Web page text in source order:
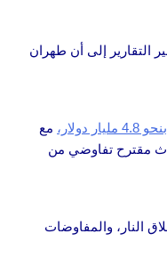
إلى أن طهران
بنحو 4.8 مليار دولار،
مع
مقترح تفاوضي من
النار، والمفاوضات